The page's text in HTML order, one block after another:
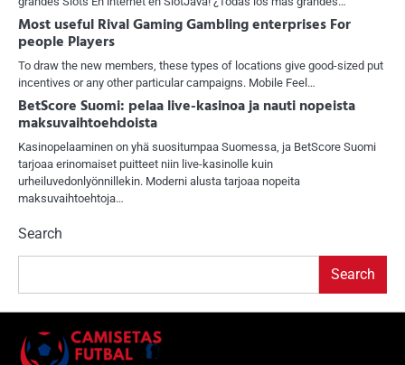
Most useful Rival Gaming Gambling enterprises For
people Players
To draw the new members, these types of locations give good-sized put
incentives or any other particular campaigns. Mobile Feel…
BetScore Suomi: pelaa live-kasinoa ja nauti nopeista
maksuvaihtoehdoista
Kasinopelaaminen on yhä suositumpaa Suomessa, ja BetScore Suomi
tarjoaa erinomaiset puitteet niin live-kasinolle kuin
urheiluvedonlyönnillekin. Moderni alusta tarjoaa nopeita
maksuvaihtoehtoja…
Search
Search